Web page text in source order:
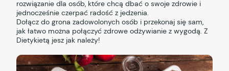
rozwiązanie dla osób, które chcą dbać o swoje zdrowie i
jednocześnie czerpać radość z jedzenia.
Dołącz do grona zadowolonych osób i przekonaj się sam,
jak łatwo można połączyć zdrowe odżywianie z wygodą. Z
Dietykietą jesz jak należy!